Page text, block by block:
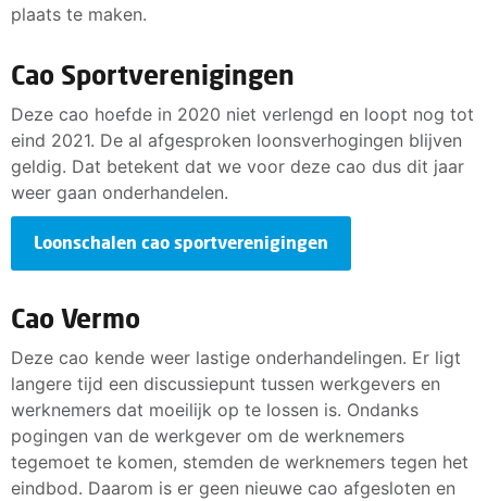
plaats te maken.
Cao Sportverenigingen
Deze cao hoefde in 2020 niet verlengd en loopt nog tot
eind 2021. De al afgesproken loonsverhogingen blijven
geldig. Dat betekent dat we voor deze cao dus dit jaar
weer gaan onderhandelen.
Loonschalen cao sportverenigingen
Cao Vermo
Deze cao kende weer lastige onderhandelingen. Er ligt
langere tijd een discussiepunt tussen werkgevers en
werknemers dat moeilijk op te lossen is. Ondanks
pogingen van de werkgever om de werknemers
tegemoet te komen, stemden de werknemers tegen het
eindbod. Daarom is er geen nieuwe cao afgesloten en